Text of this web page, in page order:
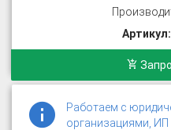
Артикул:
Работаем с
организациями, ИП